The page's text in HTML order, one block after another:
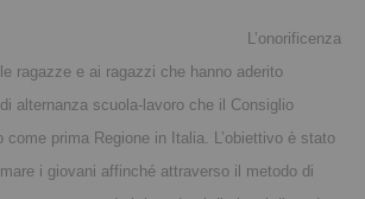
L’onorificenza
ragazze e ai ragazzi che hanno aderito
alternanza scuola-lavoro che il Consiglio
come prima Regione in Italia. L’obiettivo è stato
i giovani affinché attraverso il metodo di